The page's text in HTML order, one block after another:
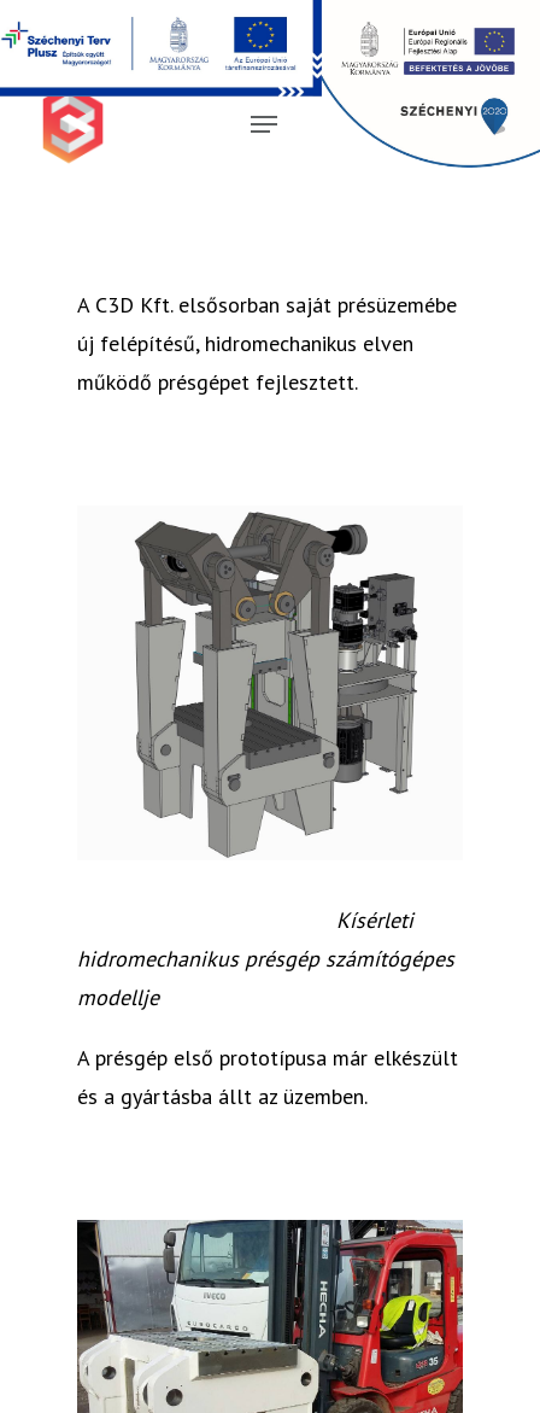
Magyar
A C3D Kft. elsősorban saját présüzemébe
új felépítésű, hidromechanikus elven
működő présgépet fejlesztett.
Kísérleti
hidromechanikus présgép számítógépes
modellje
A présgép első prototípusa már elkészült
és a gyártásba állt az üzemben.